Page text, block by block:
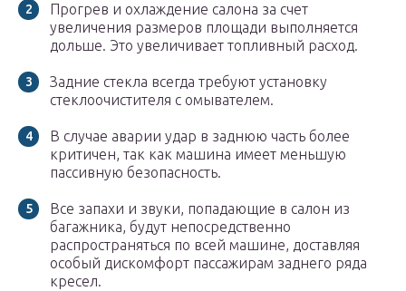
Прогрев и охлаждение салона за счет
увеличения размеров площади выполняется
дольше. Это увеличивает топливный расход.
Задние стекла всегда требуют установку
стеклоочистителя с омывателем.
В случае аварии удар в заднюю часть более
критичен, так как машина имеет меньшую
пассивную безопасность.
Все запахи и звуки, попадающие в салон из
багажника, будут непосредственно
распространяться по всей машине, доставляя
особый дискомфорт пассажирам заднего ряда
кресел.